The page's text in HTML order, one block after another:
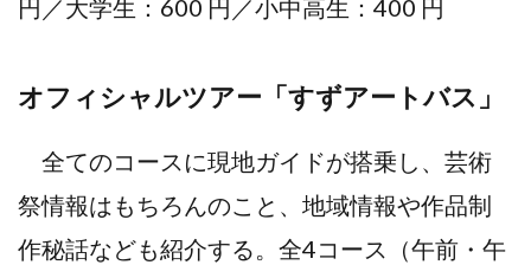
円／大学生：600 円／小中高生：400 円
オフィシャルツアー「すずアートバス」
全てのコースに現地ガイドが搭乗し、芸術
祭情報はもちろんのこと、地域情報や作品制
作秘話なども紹介する。全4コース（午前・午